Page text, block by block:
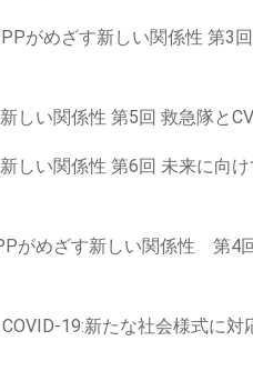
がめざす新しい関係性 第3
しい関係性 第5回 救急隊と
しい関係性 第6回 未来に向
がめざす新しい関係性 第
19:新たな社会様式に